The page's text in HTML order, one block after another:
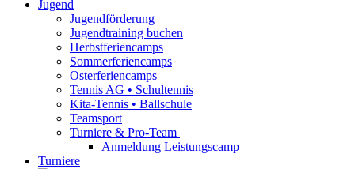
Jugend
Jugendförderung
Jugendtraining buchen
Herbstferiencamps
Sommerferiencamps
Osterferiencamps
Tennis AG • Schultennis
Kita-Tennis • Ballschule
Teamsport
Turniere & Pro-Team
Anmeldung Leistungscamp
Turniere